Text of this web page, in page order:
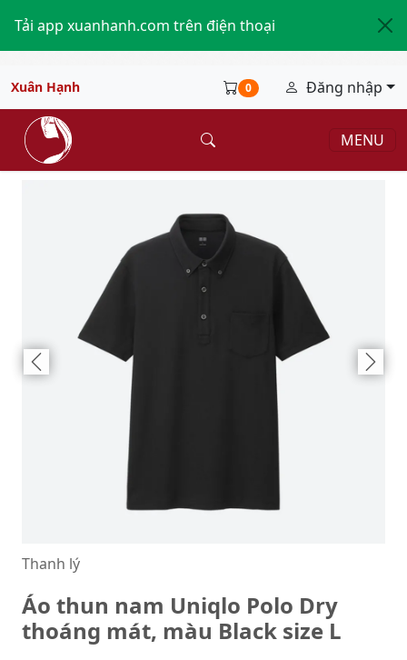
Tải app xuanhanh.com trên điện thoại
Xuân Hạnh 0 Đăng nhập
MENU
Thanh lý
Áo thun nam Uniqlo Polo Dry
thoáng mát, màu Black size L